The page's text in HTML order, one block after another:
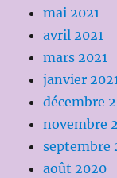
mai 2021
avril 2021
mars 2021
janvier
décembre
novembre
septembre
août 2020